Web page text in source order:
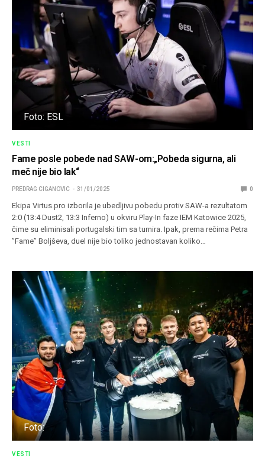
Foto: ESL
VESTI
Fame posle pobede nad SAW-om:„Pobeda sigurna, ali
meč nije bio lak“
PREDRAG CIGANOVIC 31/01/2025 0
Ekipa Virtus.pro izborila je ubedljivu pobedu protiv SAW-a rezultatom
2:0 (13:4 Dust2, 13:3 Inferno) u okviru Play-In faze IEM Katowice 2025,
čime su eliminisali portugalski tim sa turnira. Ipak, prema rečima Petra
”Fame” Boljševa, duel nije bio toliko jednostavan koliko…
Foto:
VESTI